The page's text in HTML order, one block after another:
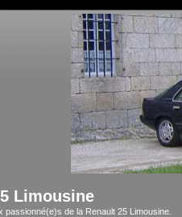
Limousine
passionné(e)s de la Renault 25 Limousine.